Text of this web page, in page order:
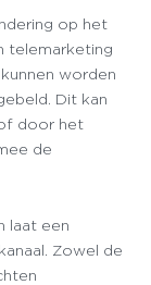
op het
telemarketing
worden
Dit kan
door het
de
laat een
Zowel de